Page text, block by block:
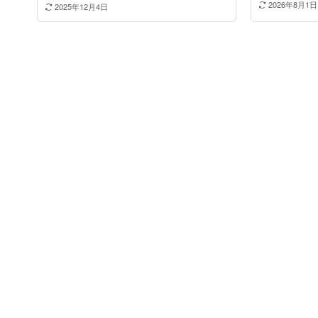
2025年12月4日 2026年8月1日